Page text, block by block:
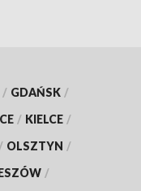
/ GDAŃSK /
/ KIELCE /
/ OLSZTYN /
/